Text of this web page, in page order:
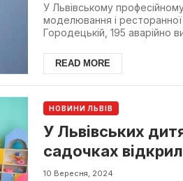
У Львівському
моделювання і
Городецькій, 195 аварійно
READ MORE
НОВИНИ ЛЬВІВ
У Львівських
садочках
12 місяців
10 Вересня, 2024